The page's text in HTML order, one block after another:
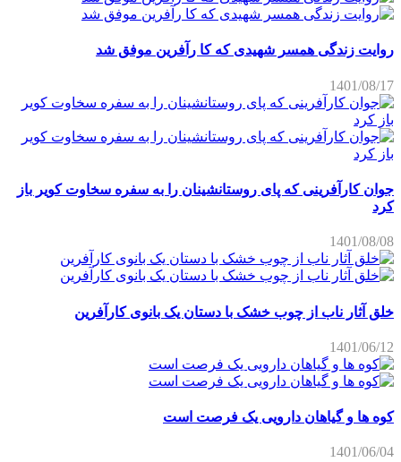
روایت زندگی همسر شهیدی که کا رآفرین موفق شد
1401/08/17
جوان کارآفرینی که پای روستانشینان را به سفره سخاوت کویر باز
کرد
1401/08/08
خلق آثار ناب از چوب خشک با دستان یک بانوی کارآفرین
1401/06/12
کوه ها و گیاهان دارویی یک فرصت است
1401/06/04